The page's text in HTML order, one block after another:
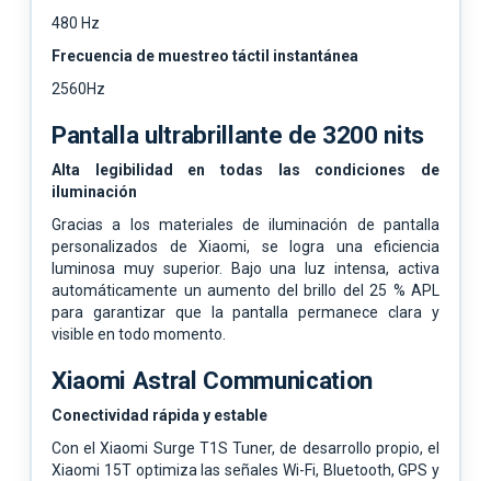
480 Hz
Frecuencia de muestreo táctil instantánea
2560Hz
Pantalla ultrabrillante de 3200 nits
Alta legibilidad en todas las condiciones de
iluminación
Gracias a los materiales de iluminación de pantalla
personalizados de Xiaomi, se logra una eficiencia
luminosa muy superior. Bajo una luz intensa, activa
automáticamente un aumento del brillo del 25 % APL
para garantizar que la pantalla permanece clara y
visible en todo momento.
Xiaomi Astral Communication
Conectividad rápida y estable
Con el Xiaomi Surge T1S Tuner, de desarrollo propio, el
Xiaomi 15T optimiza las señales Wi-Fi, Bluetooth, GPS y